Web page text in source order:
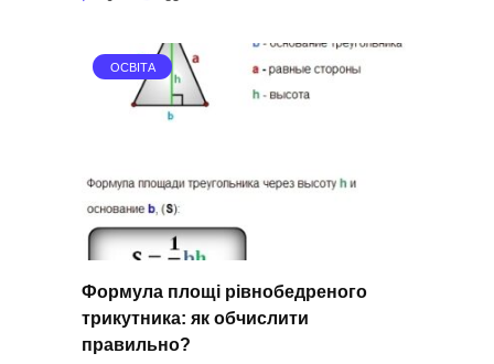
ОСВІТА
Формула площі рівнобедреного
трикутника: як обчислити
правильно?